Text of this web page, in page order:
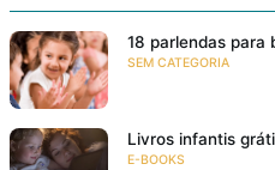
18 parlendas para
SEM CATEGORIA
Livros infantis
E-BOOKS